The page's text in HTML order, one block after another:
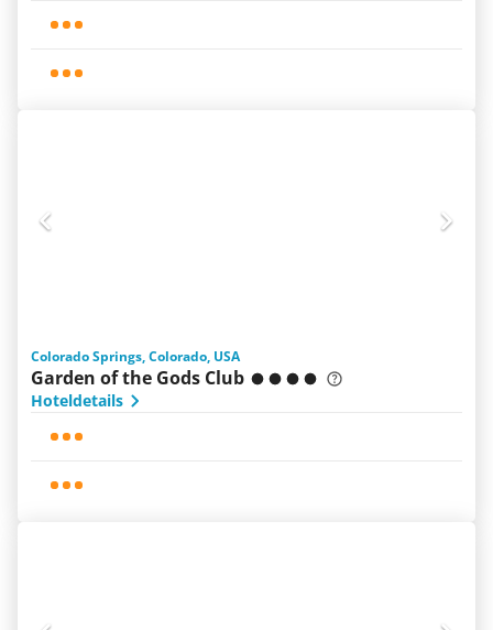
Colorado Springs, Colorado, USA
Garden of the Gods Club
Hoteldetails